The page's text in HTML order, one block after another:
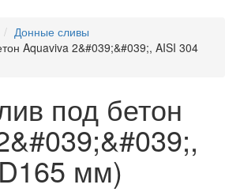
Донные сливы
Aquaviva 2&#039;&#039;, AISI 304
под бетон
мм)